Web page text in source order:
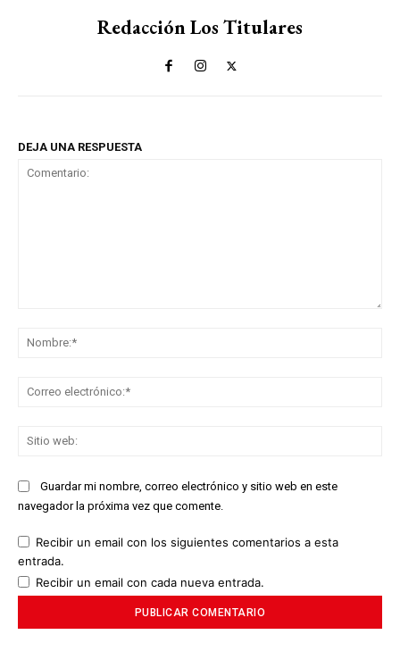
Redacción Los Titulares
DEJA UNA RESPUESTA
Guardar mi nombre, correo electrónico y sitio web en este
navegador la próxima vez que comente.
Recibir un email con los siguientes comentarios a esta
entrada.
Recibir un email con cada nueva entrada.